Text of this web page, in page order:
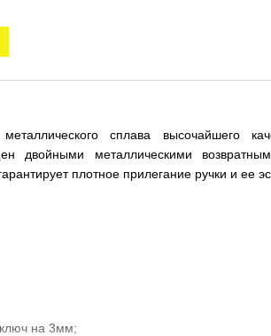
сплава высочайшего
двойными металлическими
плотное прилегание ручки и ее
на 3мм;